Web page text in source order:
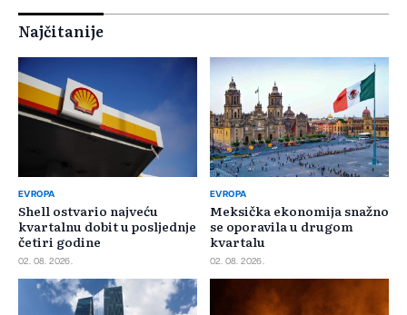
Najčitanije
EVROPA
Shell ostvario najveću
kvartalnu dobit u posljednje
četiri godine
02. 08. 2026.
EVROPA
Meksička ekonomija snažno
se oporavila u drugom
kvartalu
02. 08. 2026.